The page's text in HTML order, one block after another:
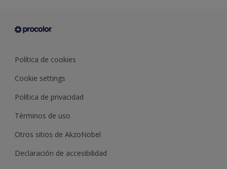
Condiciones generales de venta
Sobre Procolor
Política de cookies
Cookie settings
Política de privacidad
Términos de uso
Otros sitios de AkzoNobel
Declaración de accesibilidad